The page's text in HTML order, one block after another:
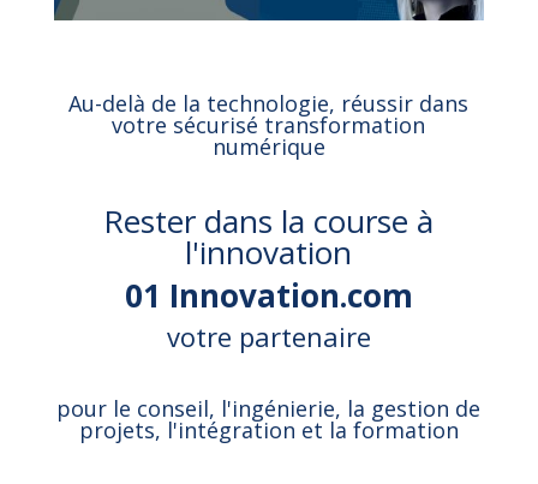
Au-delà de la technologie, réussir dans
votre sécurisé transformation
numérique
Rester dans la course à
l'innovation
01 Innovation.com
votre partenaire
pour le conseil, l'ingénierie, la gestion de
projets, l'intégration et la formation